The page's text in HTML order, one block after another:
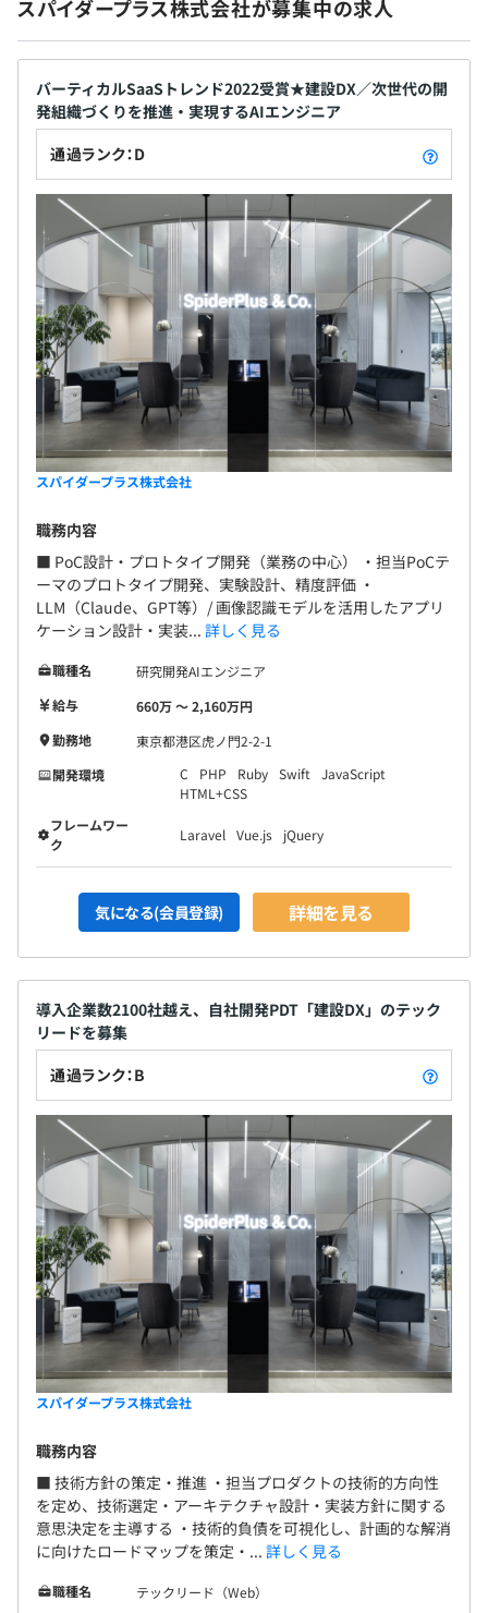
スパイダープラス株式会社が募集中の求人
バーティカルSaaSトレンド2022受賞★建設DX／次世代の開
発組織づくりを推進・実現するAIエンジニア
通過ランク：D
スパイダープラス株式会社
職務内容
■ PoC設計・プロトタイプ開発（業務の中心） ・担当PoCテ
ーマのプロトタイプ開発、実験設計、精度評価 ・
LLM（Claude、GPT等）/ 画像認識モデルを活用したアプリ
ケーション設計・実装... 詳しく見る
職種名
研究開発AIエンジニア
給与
660万 〜 2,160万円
勤務地
東京都港区虎ノ門2-2-1
開発環境
C PHP Ruby Swift
JavaScript
HTML+CSS
フレームワー
ク
Laravel Vue.js jQuery
気になる(会員登録) 詳細を見る
導入企業数2100社越え、自社開発PDT「建設DX」のテック
リードを募集
通過ランク：B
スパイダープラス株式会社
職務内容
■ 技術方針の策定・推進 ・担当プロダクトの技術的方向性
を定め、技術選定・アーキテクチャ設計・実装方針に関する
意思決定を主導する ・技術的負債を可視化し、計画的な解消
に向けたロードマップを策定・... 詳しく見る
職種名
テックリード（Web）